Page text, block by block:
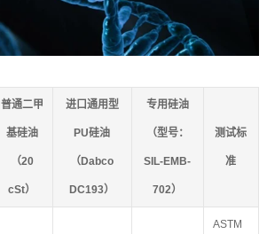
普通二甲
基硅油
（20
cSt）
进口通用型
PU硅油
（Dabco
DC193）
专用硅油
（型号：
SIL-EMB-
702）
测试标
准
ASTM